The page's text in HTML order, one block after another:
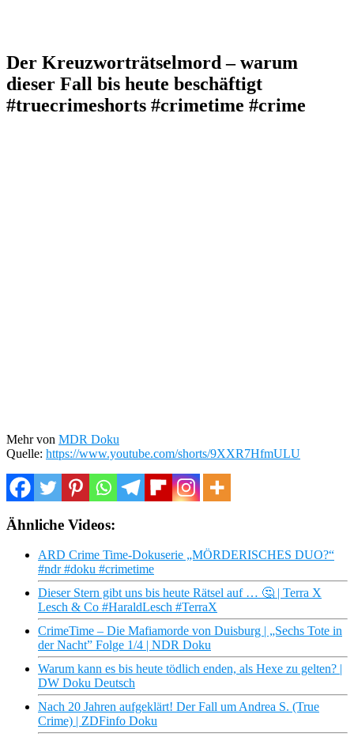
Der Kreuzworträtselmord – warum
dieser Fall bis heute beschäftigt
#truecrimeshorts #crimetime #crime
Mehr von MDR Doku
Quelle: https://www.youtube.com/shorts/9XXR7HfmULU
Ähnliche Videos:
ARD Crime Time-Dokuserie „MÖRDERISCHES DUO?“
#ndr #doku #crimetime
Dieser Stern gibt uns bis heute Rätsel auf … 🤔 | Terra X
Lesch & Co #HaraldLesch #TerraX
CrimeTime – Die Mafiamorde von Duisburg | „Sechs Tote in
der Nacht” Folge 1/4 | NDR Doku
Warum kann es bis heute tödlich enden, als Hexe zu gelten? |
DW Doku Deutsch
Nach 20 Jahren aufgeklärt! Der Fall um Andrea S. (True
Crime) | ZDFinfo Doku